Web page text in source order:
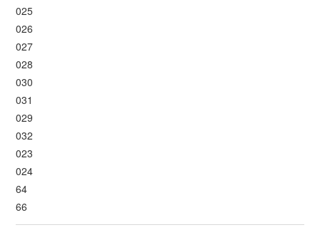
025
026
027
028
030
031
029
032
023
024
64
66